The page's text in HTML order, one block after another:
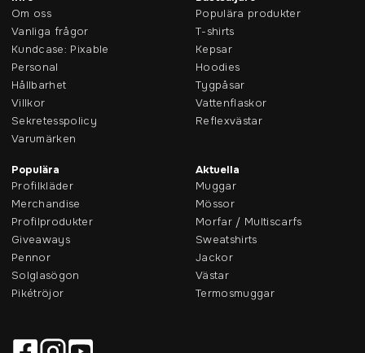
Om oss
Vanliga frågor
Kundcase: Pixable
Personal
Hållbarhet
Villkor
Sekretesspolicy
Varumärken
Populära produkter
T-shirts
Kepsar
Hoodies
Tygpåsar
Vattenflaskor
Reflexvästar
Populära
Profilkläder
Merchandise
Profilprodukter
Giveaways
Pennor
Solglasögon
Pikétröjor
Aktuella
Muggar
Mössor
Morfar / Multiscarfs
Sweatshirts
Jackor
Västar
Termosmuggar